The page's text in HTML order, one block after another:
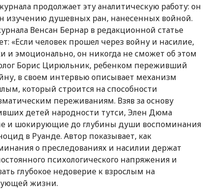
продолжает эту аналитическую работу: он
изучению душевных ран, нанесенных войной.
Венсан Бернар в редакционной статье
«Если человек прошел через войну и насилие,
и эмоционально, он никогда не сможет об этом
Борис Цирюльник, ребенком переживший
в своем интервью описывает механизм
который строится на способности
переживаниям. Взяв за основу
детей народности тутси, Элен Дюма
и шокирующие до глубины души воспоминания
в Руанде. Автор показывает, как
о преследованиях и насилии держат
психологического напряжения и
глубокое недоверие к взрослым на
жизни.